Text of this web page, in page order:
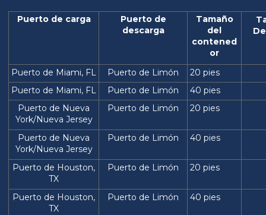
Puerto de carga
Puerto de
descarga
Tamaño
del
contened
or
Puerto de Miami, FL Puerto de Limón
20 pies
Puerto de Miami, FL
Puerto de Limón
40 pies
Puerto de Nueva
York/Nueva Jersey
Puerto de Limón 20 pies
Puerto de Nueva
York/Nueva Jersey
Puerto de Limón 40 pies
Puerto de Houston,
TX
Puerto de Limón 20 pies
Puerto de Houston,
TX
Puerto de Limón 40 pies